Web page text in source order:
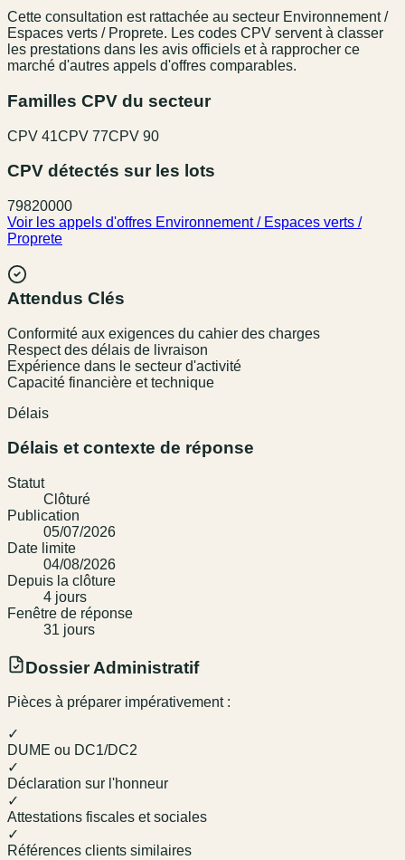
Cette consultation est rattachée au secteur Environnement /
Espaces verts / Proprete. Les codes CPV servent à classer
les prestations dans les avis officiels et à rapprocher ce
marché d'autres appels d'offres comparables.
Familles CPV du secteur
CPV 41CPV 77CPV 90
CPV détectés sur les lots
79820000
Voir les appels d'offres Environnement / Espaces verts /
Proprete
Attendus Clés
Conformité aux exigences du cahier des charges
Respect des délais de livraison
Expérience dans le secteur d'activité
Capacité financière et technique
Délais
Délais et contexte de réponse
Statut
Clôturé
Publication
05/07/2026
Date limite
04/08/2026
Depuis la clôture
4 jours
Fenêtre de réponse
31 jours
Dossier Administratif
Pièces à préparer impérativement :
✓
DUME ou DC1/DC2
✓
Déclaration sur l'honneur
✓
Attestations fiscales et sociales
✓
Références clients similaires